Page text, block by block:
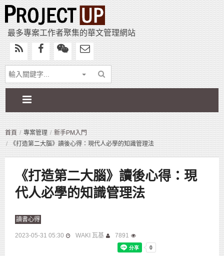
最多專案工作者聚集的華文管理網站
首頁 專案管理
新手PM入門
《打造第二大腦》讀後心得：現代人必學的知識管理法
《打造第二大腦》讀後心得：現
代人必學的知識管理法
讀書心得
2023-05-31 05:30 WAKI 瓦基 7891